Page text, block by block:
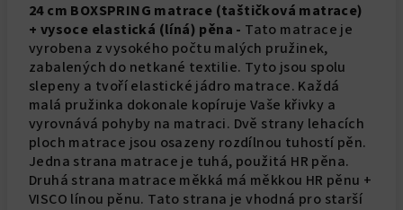
24 cm BOXSPRING matrace (taštičková matrace)
+ vysoce elastická (líná) pěna - Tato matrace je
vyrobena z vysokého počtu malých pružinek,
zabalených do netkané textilie. Tyto jsou spolu
slepeny a tvoří elastické jádro matrace. Každá
malá pružinka dokonale kopíruje Vaše křivky a
vyrovnává pohyby na matraci. Dvě strany lehacích
ploch matrace jsou osazeny rozdílnou tuhostí pěn.
Jedna strana matrace je tuhá, použitá HR pěna.
Druhá strana matrace měkká má měkkou HR pěnu +
VISCO línou pěnu. Tato strana je vhodná pro starší